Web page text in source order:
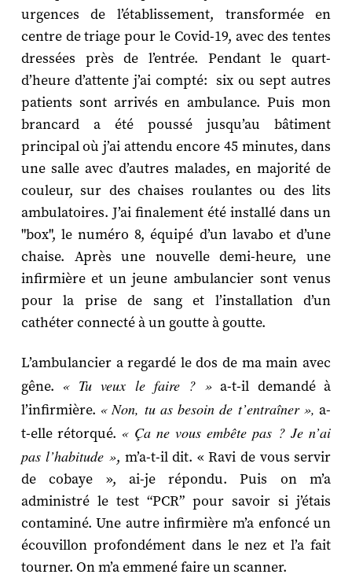
urgences de l’établissement, transformée en
centre de triage pour le Covid-19, avec des tentes
dressées près de l’entrée. Pendant le quart-
d’heure d’attente j’ai compté: six ou sept autres
patients sont arrivés en ambulance. Puis mon
brancard a été poussé jusqu’au bâtiment
principal où j’ai attendu encore 45 minutes, dans
une salle avec d’autres malades, en majorité de
couleur, sur des chaises roulantes ou des lits
ambulatoires. J’ai finalement été installé dans un
"box", le numéro 8, équipé d’un lavabo et d’une
chaise. Après une nouvelle demi-heure, une
infirmière et un jeune ambulancier sont venus
pour la prise de sang et l’installation d’un
cathéter connecté à un goutte à goutte.
L’ambulancier a regardé le dos de ma main avec
gêne. « Tu veux le faire ? »a-t-il demandé à
l’infirmière. « Non, tu as besoin de t’entraîner », a-
t-elle rétorqué. « Ça ne vous embête pas ? Je n’ai
pas l’habitude », m’a-t-il dit. « Ravi de vous servir
de cobaye », ai-je répondu. Puis on m’a
administré le test “PCR” pour savoir si j’étais
contaminé. Une autre infirmière m’a enfoncé un
écouvillon profondément dans le nez et l’a fait
tourner. On m’a emmené faire un scanner.